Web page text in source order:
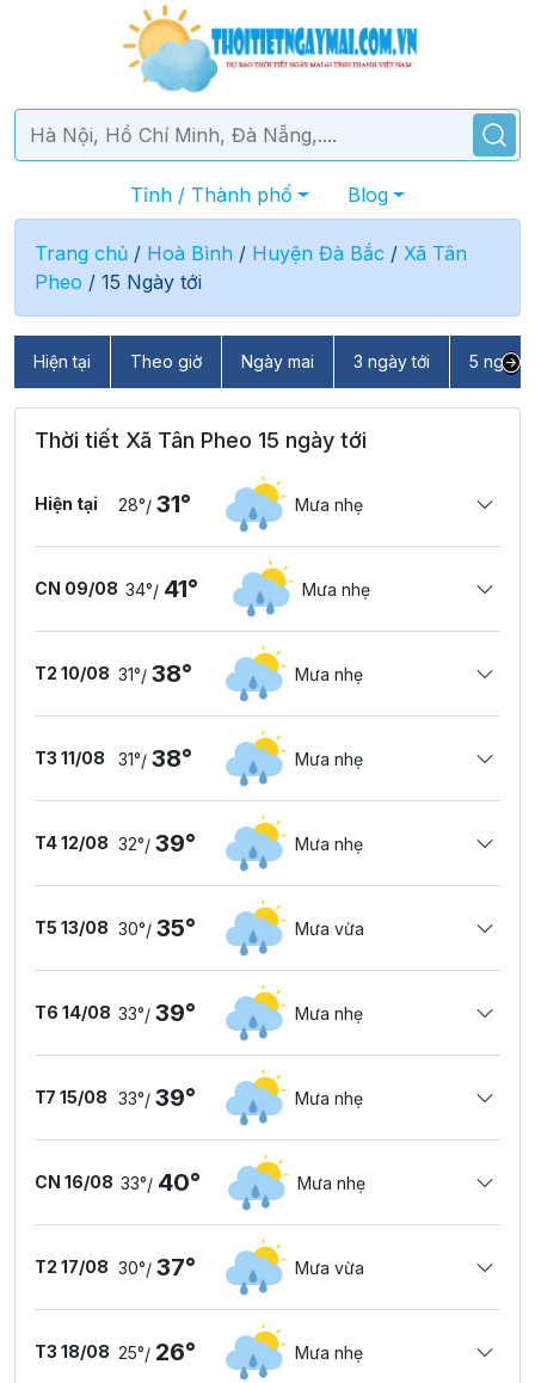
Tỉnh / Thành phố Blog
Trang chủ / Hoà Bình / Huyện Đà Bắc / Xã Tân
Pheo / 15 Ngày tới
Hiện tại Theo giờ Ngày mai 3 ngày tới 5 ngày
Thời tiết Xã Tân Pheo 15 ngày tới
Hiện tại 28°/ 31° Mưa nhẹ
CN 09/08 34°/ 41° Mưa nhẹ
T2 10/08 31°/ 38° Mưa nhẹ
T3 11/08 31°/ 38° Mưa nhẹ
T4 12/08 32°/ 39° Mưa nhẹ
T5 13/08 30°/ 35° Mưa vừa
T6 14/08 33°/ 39° Mưa nhẹ
T7 15/08 33°/ 39° Mưa nhẹ
CN 16/08 33°/ 40° Mưa nhẹ
T2 17/08 30°/ 37° Mưa vừa
T3 18/08 25°/ 26° Mưa nhẹ